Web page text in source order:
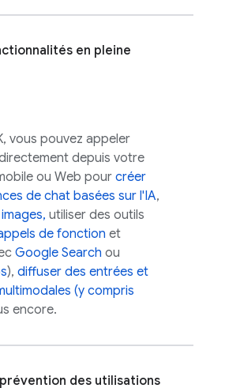
en pleine
vous pouvez appeler
depuis votre
ou Web pour créer
de chat basées sur l'IA,
utiliser des outils
de fonction et
Google Search ou
), diffuser des entrées et
(y compris
encore.
des utilisations